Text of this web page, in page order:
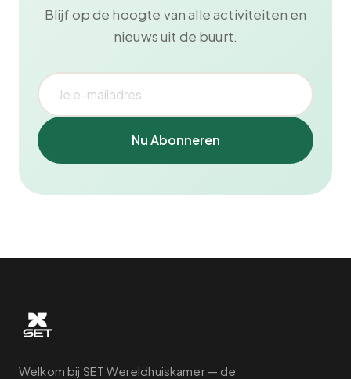
Blijf op de hoogte van alle activiteiten en
nieuws uit de buurt.
Nu Abonneren
Welkom bij SET Wereldhuiskamer — de